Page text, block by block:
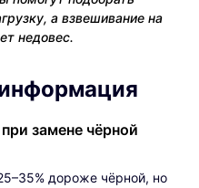
а взвешивание на
недовес.
замене чёрной
дороже чёрной, но